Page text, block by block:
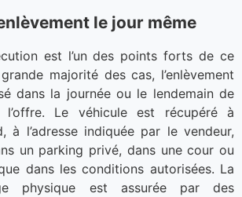
le jour même
est l’un des points forts de ce
majorité des cas, l’enlèvement
dans la journée ou le lendemain de
l’offre. Le véhicule est récupéré à
à l’adresse indiquée par le vendeur,
un parking privé, dans une cour ou
dans les conditions autorisées. La
physique est assurée par des